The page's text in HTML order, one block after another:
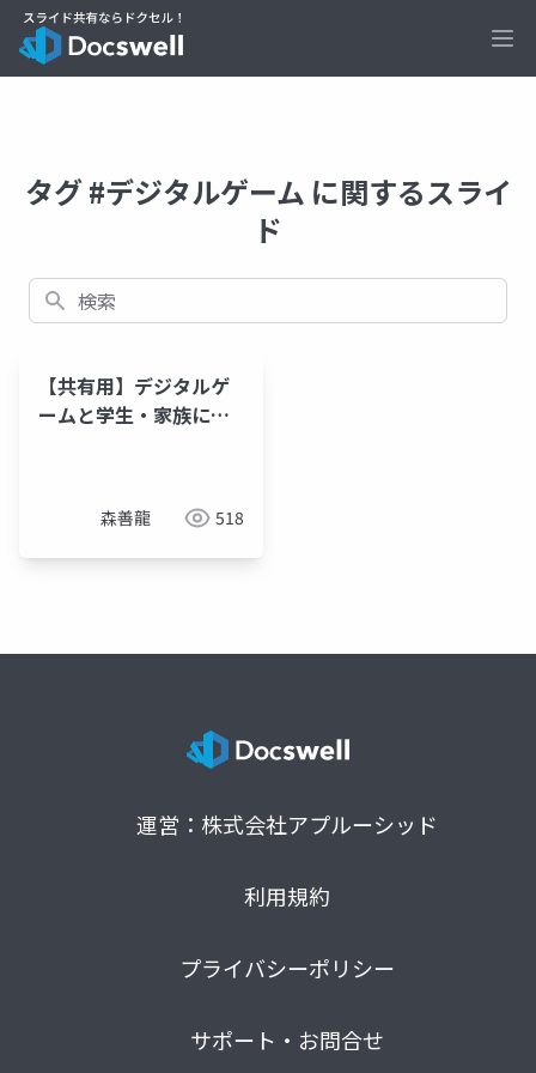
タグ #デジタルゲーム に関するスライ
ド
検索
【共有用】デジタルゲ
ームと学生・家族につ
森善龍 518
運営：株式会社アプルーシッド
利用規約
プライバシーポリシー
サポート・お問合せ